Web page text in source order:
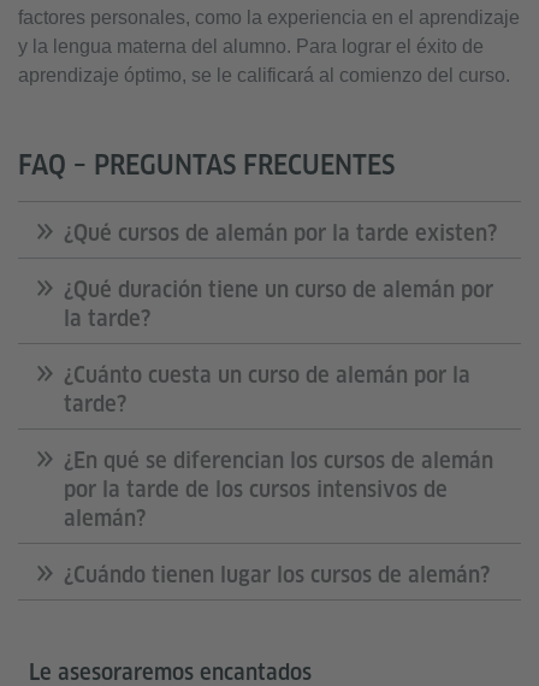
factores personales, como la experiencia en el aprendizaje
y la lengua materna del alumno. Para lograr el éxito de
aprendizaje óptimo, se le calificará al comienzo del curso.
FAQ – PREGUNTAS FRECUENTES
¿Qué cursos de alemán por la tarde existen?
¿Qué duración tiene un curso de alemán por
la tarde?
¿Cuánto cuesta un curso de alemán por la
tarde?
¿En qué se diferencian los cursos de alemán
por la tarde de los cursos intensivos de
alemán?
¿Cuándo tienen lugar los cursos de alemán?
Le asesoraremos encantados